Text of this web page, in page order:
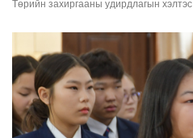
Төрийн захиргааны удирдлагын хэлтэс